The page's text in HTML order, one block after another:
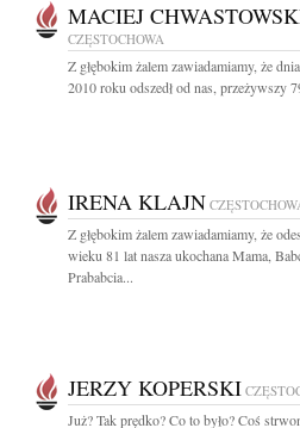
MACIEJ
CZĘSTOCHOWA
Z głębokim żalem zawiadamiamy, że
2010 roku odszedł od nas, przeżywszy
IRENA KLAJN
Z głębokim żalem zawiadamiamy, że
wieku 81 lat nasza ukochana Mama,
Prababcia...
JERZY KOPERSKI
Już? Tak prędko? Co to było? Coś